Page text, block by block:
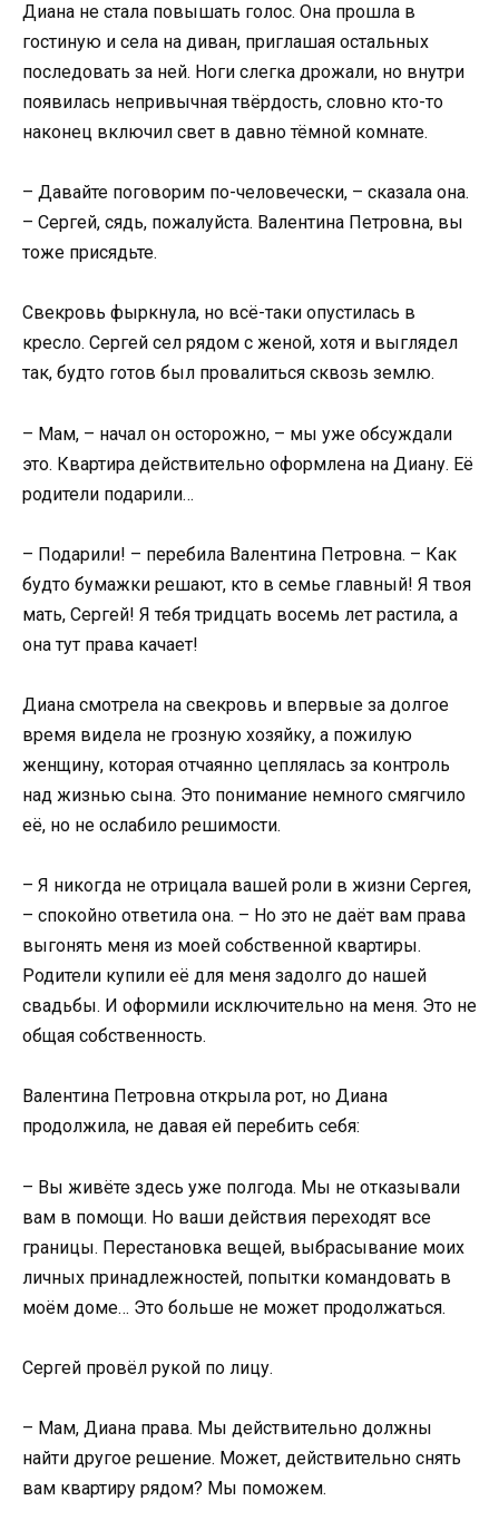
Диана не стала повышать голос. Она прошла в
гостиную и села на диван, приглашая остальных
последовать за ней. Ноги слегка дрожали, но внутри
появилась непривычная твёрдость, словно кто-то
наконец включил свет в давно тёмной комнате.
– Давайте поговорим по-человечески, – сказала она.
– Сергей, сядь, пожалуйста. Валентина Петровна, вы
тоже присядьте.
Свекровь фыркнула, но всё-таки опустилась в
кресло. Сергей сел рядом с женой, хотя и выглядел
так, будто готов был провалиться сквозь землю.
– Мам, – начал он осторожно, – мы уже обсуждали
это. Квартира действительно оформлена на Диану. Её
родители подарили…
– Подарили! – перебила Валентина Петровна. – Как
будто бумажки решают, кто в семье главный! Я твоя
мать, Сергей! Я тебя тридцать восемь лет растила, а
она тут права качает!
Диана смотрела на свекровь и впервые за долгое
время видела не грозную хозяйку, а пожилую
женщину, которая отчаянно цеплялась за контроль
над жизнью сына. Это понимание немного смягчило
её, но не ослабило решимости.
– Я никогда не отрицала вашей роли в жизни Сергея,
– спокойно ответила она. – Но это не даёт вам права
выгонять меня из моей собственной квартиры.
Родители купили её для меня задолго до нашей
свадьбы. И оформили исключительно на меня. Это не
общая собственность.
Валентина Петровна открыла рот, но Диана
продолжила, не давая ей перебить себя:
– Вы живёте здесь уже полгода. Мы не отказывали
вам в помощи. Но ваши действия переходят все
границы. Перестановка вещей, выбрасывание моих
личных принадлежностей, попытки командовать в
моём доме… Это больше не может продолжаться.
Сергей провёл рукой по лицу.
– Мам, Диана права. Мы действительно должны
найти другое решение. Может, действительно снять
вам квартиру рядом? Мы поможем.